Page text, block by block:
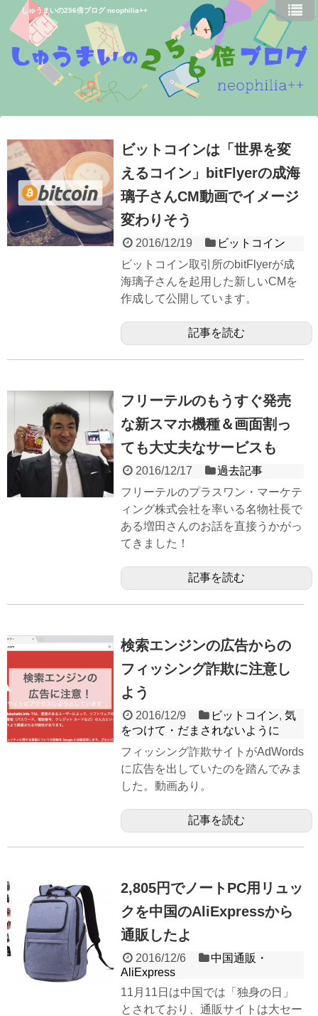
しゅうまいの256倍ブログ neophilia++
ビットコインは「世界を変
えるコイン」bitFlyerの成海
璃子さんCM動画でイメージ
変わりそう
2016/12/19
ビットコイン
ビットコイン取引所のbitFlyerが成
海璃子さんを起用した新しいCMを
作成して公開しています。
記事を読む
フリーテルのもうすぐ発売
な新スマホ機種＆画面割っ
ても大丈夫なサービスも
2016/12/17
過去記事
フリーテルのプラスワン・マーケテ
ィング株式会社を率いる名物社長で
ある増田さんのお話を直接うかがっ
てきました！
記事を読む
検索エンジンの広告からの
フィッシング詐欺に注意し
よう
2016/12/9 ビットコイン,気
をつけて・だまされないように
フィッシング詐欺サイトがAdWords
に広告を出していたのを踏んでみま
した。動画あり。
記事を読む
2,805円でノートPC用リュッ
クを中国のAliExpressから
通販したよ
2016/12/6
中国通販・
AliExpress
11月11日は中国では「独身の日」
とされており、通販サイトは大セー